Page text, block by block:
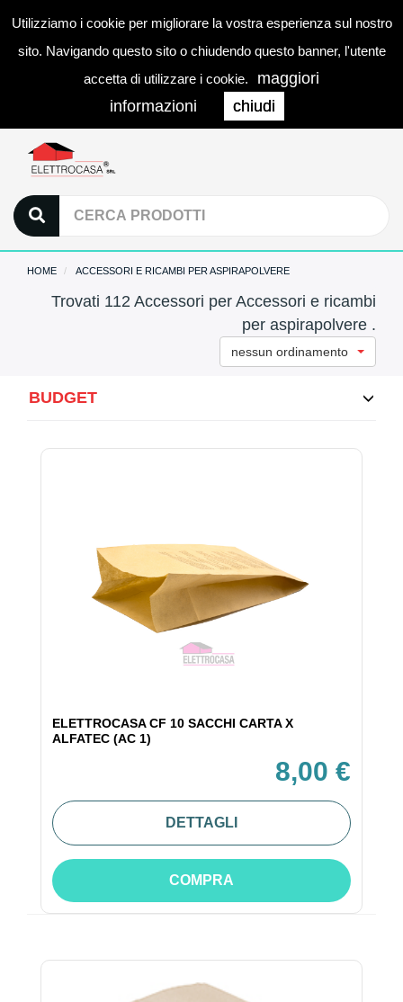
Utilizziamo i cookie per migliorare la vostra esperienza sul nostro
sito. Navigando questo sito o chiudendo questo banner, l'utente
accetta di utilizzare i cookie.
maggiori
informazioni
chiudi
0
HOME ACCESSORI E RICAMBI PER ASPIRAPOLVERE
Trovati 112 Accessori per Accessori e ricambi
per aspirapolvere .
nessun ordinamento
BUDGET
ELETTROCASA CF 10 SACCHI CARTA X
ALFATEC (AC 1)
8,00 €
DETTAGLI
COMPRA